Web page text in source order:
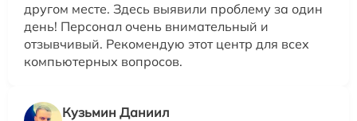
другом месте. Здесь выявили проблему за один
день! Персонал очень внимательный и
отзывчивый. Рекомендую этот центр для всех
компьютерных вопросов.
Кузьмин Даниил